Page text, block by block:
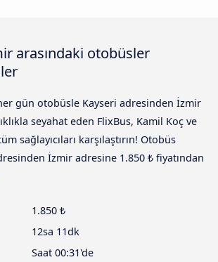
arasındaki otobüsler
gün otobüsle Kayseri adresinden İzmir
seyahat eden FlixBus, Kamil Koç ve
sağlayıcıları karşılaştırın! Otobüs
İzmir adresine 1.850 ₺ fiyatından
1.850 ₺
12sa 11dk
Saat 00:31'de